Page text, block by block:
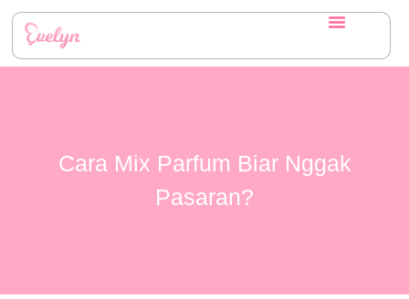
Cara Mix Parfum Biar Nggak
Pasaran?